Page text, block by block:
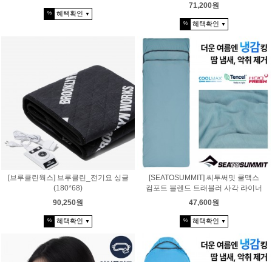
% 혜택확인 ▼
71,200원
% 혜택확인 ▼
[브루클린웍스] 브루클린_전기요 싱글
(180*68)
90,250원
% 혜택확인 ▼
[SEATOSUMMIT] 씨투써밋 쿨맥스
컴포트 블렌드 트래블러 사각 라이너
47,600원
% 혜택확인 ▼